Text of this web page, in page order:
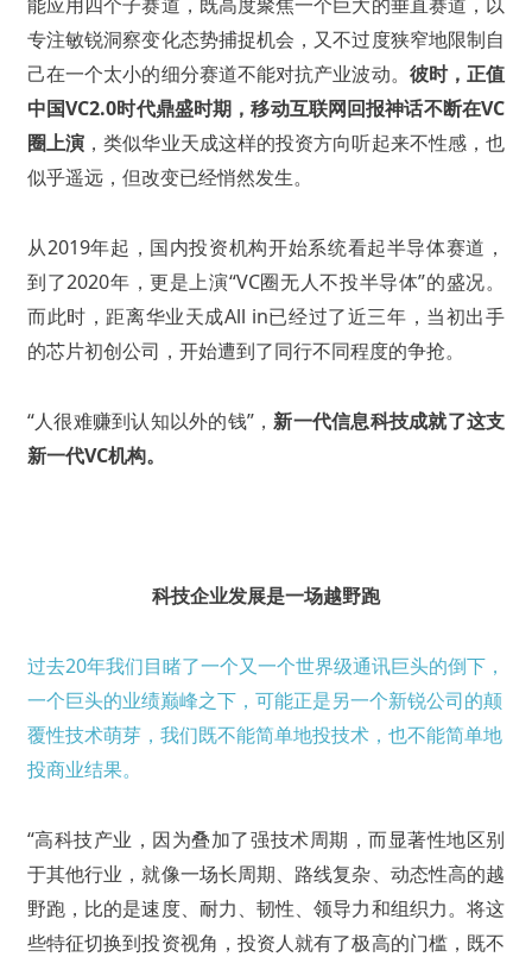
能应用四个子赛道，既高度聚焦一个巨大的垂直赛道，以
专注敏锐洞察变化态势捕捉机会，又不过度狭窄地限制自
己在一个太小的细分赛道不能对抗产业波动。 彼时，正值
中国VC2.0时代鼎盛时期，移动互联网回报神话不断在VC
圈上演 ，类似华业天成这样的投资方向听起来不性感，也
似乎遥远，但改变已经悄然发生。
从2019年起，国内投资机构开始系统看起半导体赛道，
到了2020年，更是上演“VC圈无人不投半导体”的盛况。
而此时，距离华业天成All in已经过了近三年，当初出手
的芯片初创公司，开始遭到了同行不同程度的争抢。
“人很难赚到认知以外的钱”，新一代信息科技成就了这支
新一代VC机构。
科技企业发展是一场越野跑
过去20年我们目睹了一个又一个世界级通讯巨头的倒下，
一个巨头的业绩巅峰之下，可能正是另一个新锐公司的颠
覆性技术萌芽，我们既不能简单地投技术，也不能简单地
投商业结果。
“高科技产业，因为叠加了强技术周期，而显著性地区别
于其他行业，就像一场长周期、路线复杂、动态性高的越
野跑，比的是速度、耐力、韧性、领导力和组织力。将这
些特征切换到投资视角，投资人就有了极高的门槛，既不